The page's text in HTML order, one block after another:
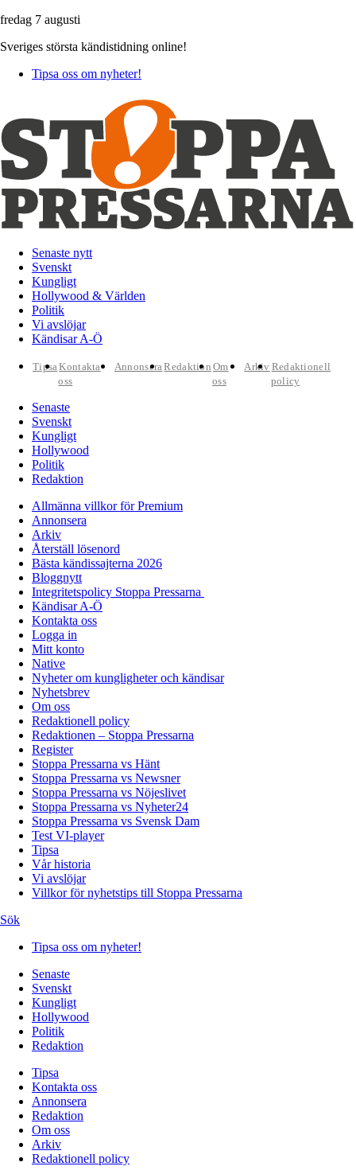
fredag 7 augusti
Sveriges största kändistidning online!
Tipsa oss om nyheter!
Senaste nytt
Svenskt
Kungligt
Hollywood & Världen
Politik
Vi avslöjar
Kändisar A-Ö
TipsaKontakta
oss
AnnonseraRedaktion Om
oss
Arkiv Redaktionell
policy
Senaste
Svenskt
Kungligt
Hollywood
Politik
Redaktion
Allmänna villkor för Premium
Annonsera
Arkiv
Återställ lösenord
Bästa kändissajterna 2026
Bloggnytt
Integritetspolicy Stoppa Pressarna
Kändisar A-Ö
Kontakta oss
Logga in
Mitt konto
Native
Nyheter om kungligheter och kändisar
Nyhetsbrev
Om oss
Redaktionell policy
Redaktionen – Stoppa Pressarna
Register
Stoppa Pressarna vs Hänt
Stoppa Pressarna vs Newsner
Stoppa Pressarna vs Nöjeslivet
Stoppa Pressarna vs Nyheter24
Stoppa Pressarna vs Svensk Dam
Test VI-player
Tipsa
Vår historia
Vi avslöjar
Villkor för nyhetstips till Stoppa Pressarna
Sök
Tipsa oss om nyheter!
Senaste
Svenskt
Kungligt
Hollywood
Politik
Redaktion
Tipsa
Kontakta oss
Annonsera
Redaktion
Om oss
Arkiv
Redaktionell policy